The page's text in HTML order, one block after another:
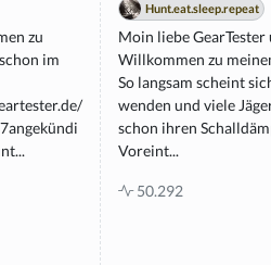
zu
im
Hunt.eat.sleep.repeat
Moin liebe
Willkommen zu
So langsam scheint
wenden und viele
schon ihren
Voreint...
50.292